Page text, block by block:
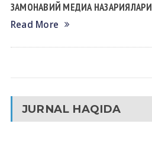
ЗАМОНАВИЙ МЕДИА НАЗАРИЯЛАРИ
Read More
JURNAL HAQIDA